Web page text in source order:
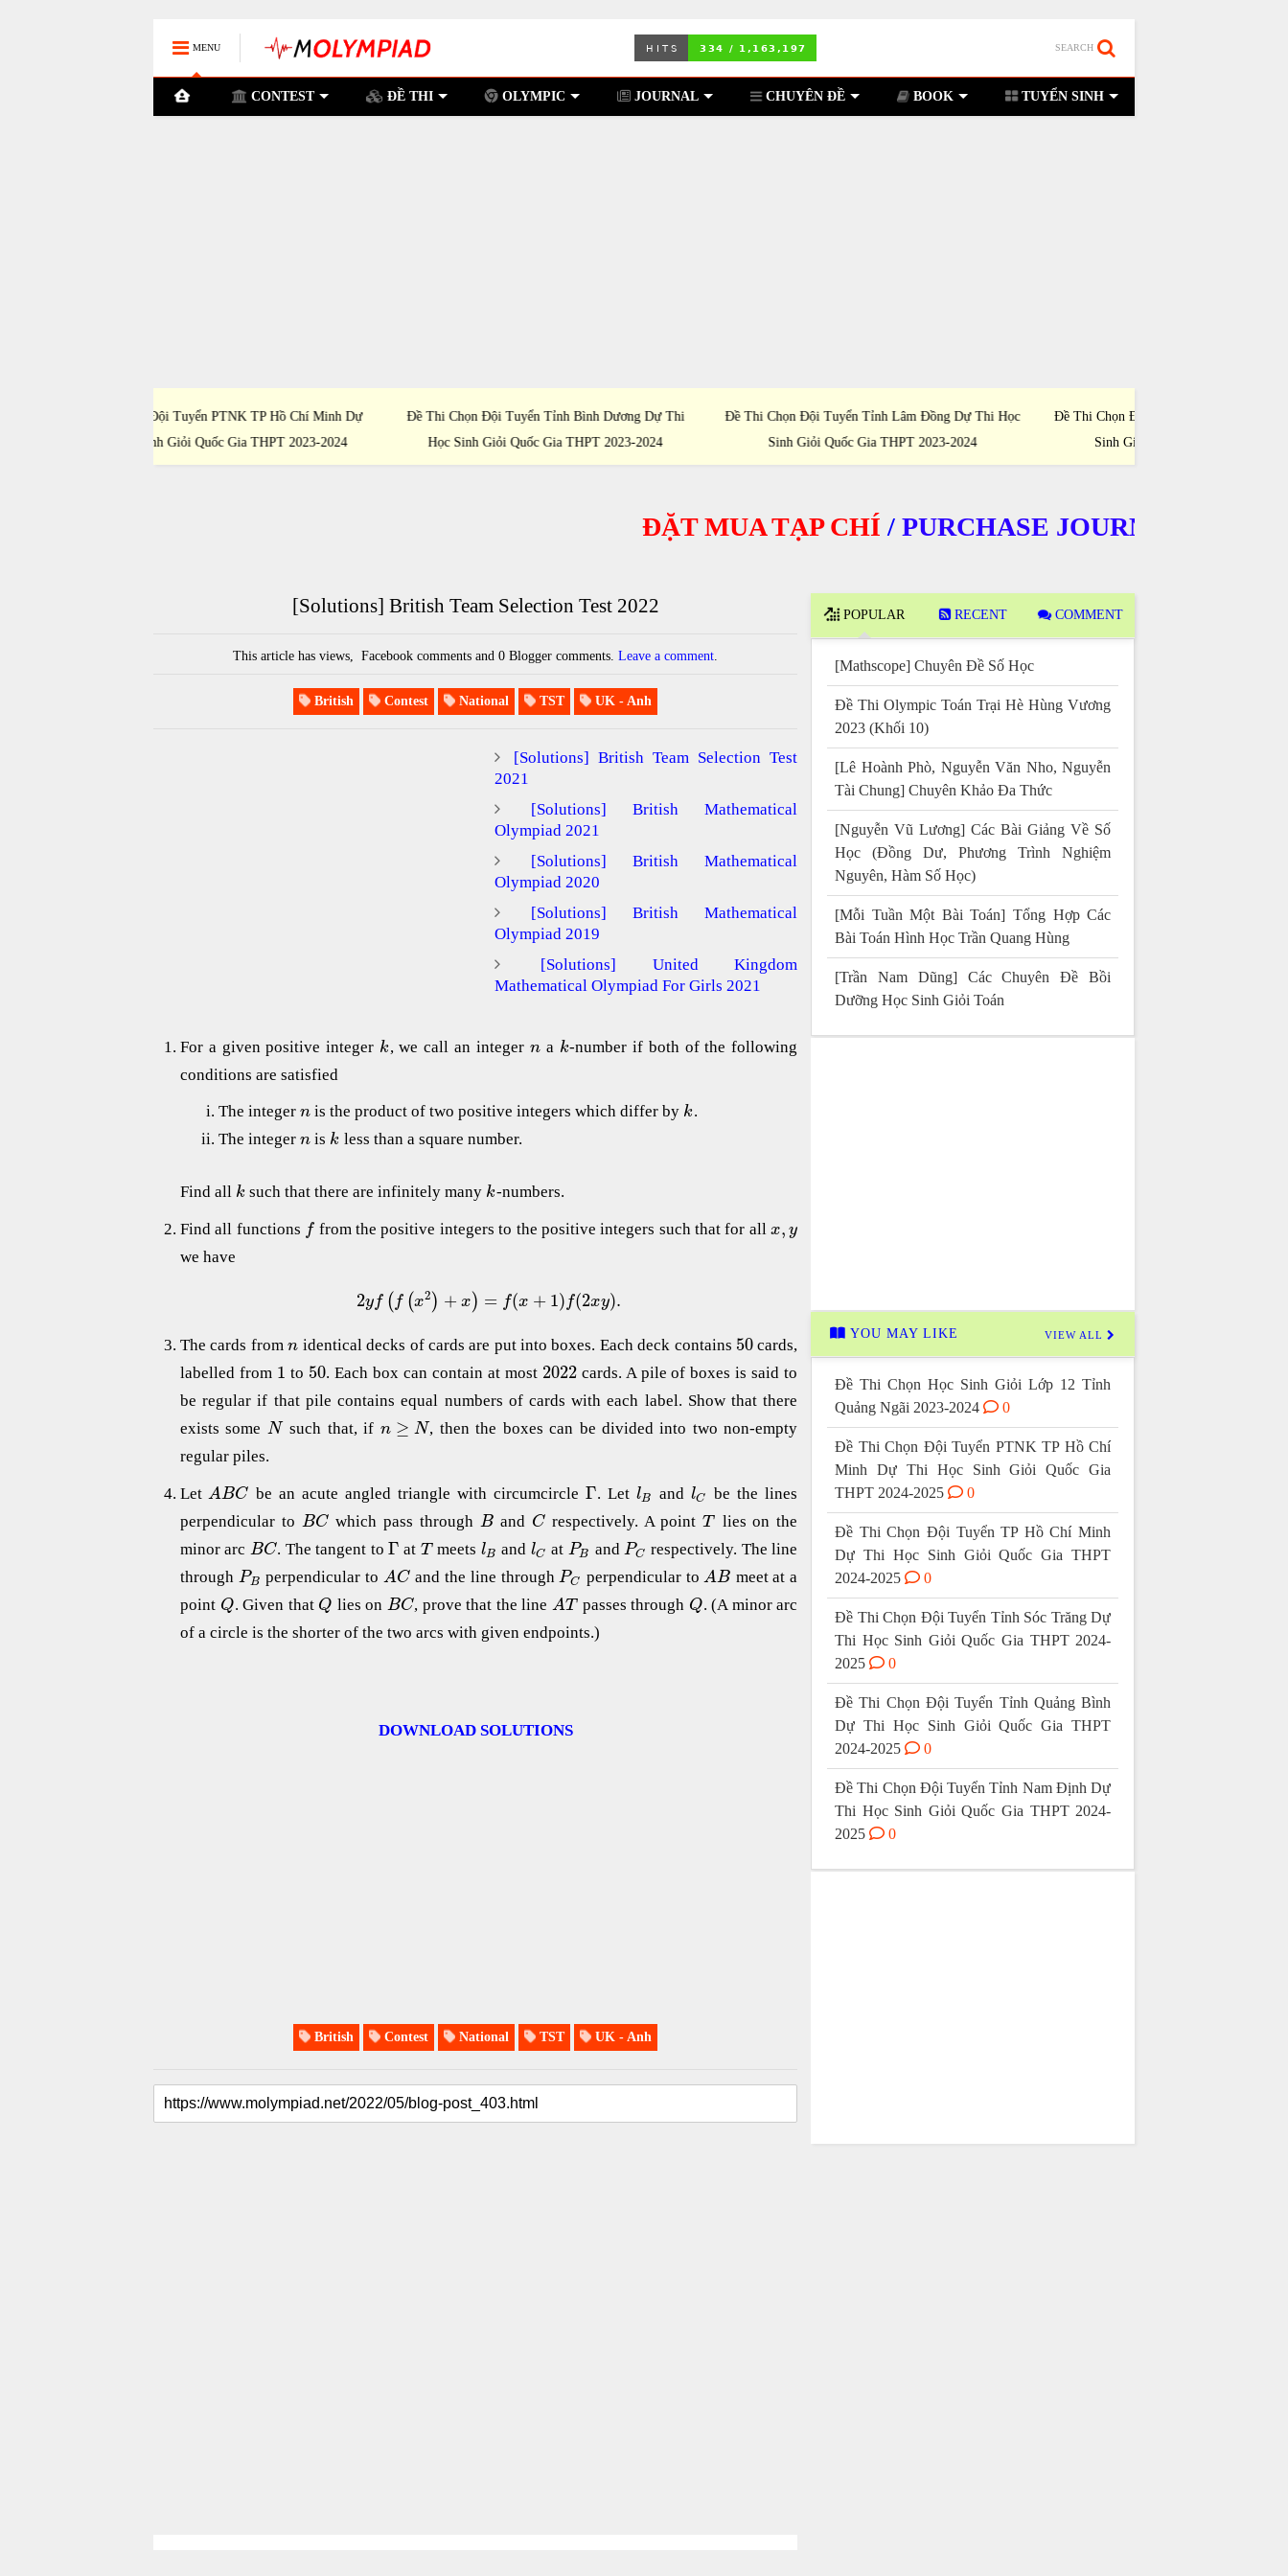
MENU SEARCH
CONTEST ĐỀ THI OLYMPIC JOURNAL CHUYÊN ĐỀ BOOK TUYỂN SINH
Đề Thi Chọn Đội Tuyển Tỉnh Bình Dương Dự Thi
Học Sinh Giỏi Quốc Gia THPT 2023-2024
Đề Thi Chọn Đội Tuyển Tỉnh Lâm Đồng Dự Thi Học
Sinh Giỏi Quốc Gia THPT 2023-2024
Đề Thi Chọn Đội Tuyển Tỉnh Kon Tum Dự Thi Học
Sinh Giỏi Quốc Gia THPT 2023-2024
ĐẶT MUA TẠP CHÍ/PURCHASE JOURNALS
[Solutions] British Team Selection Test 2022
This article hasviews, Facebook comments and 0 Blogger comments.Leave a comment
British Contest National TST UK - Anh
[Solutions] British Team Selection Test
2021
[Solutions] British Mathematical
Olympiad 2021
[Solutions] British Mathematical
Olympiad 2020
[Solutions] British Mathematical
Olympiad 2019
[Solutions] United Kingdom
Mathematical Olympiad For Girls 2021
For a given positive integer k, we call an integer n a k-number if both of the following
conditions are satisfied
The integer n is the product of two positive integers which differ by k.
The integer n is k less than a square number.
Find all k such that there are infinitely many k-numbers.
Find all functions f from the positive integers to the positive integers such that for all x, y
we have
2yf ( f (x2 ) + x) = f(x + 1) f(2xy).
The cards fromn identical decks of cards are put into boxes. Each deck contains 50cards,
labelled from 1 to 50. Each box can contain at most 2022cards. A pile of boxes is said to
be regular if that pile contains equal numbers of cards with each label. Show that there
exists some N such that, if n ≥ N, then the boxes can be divided into two non-empty
regular piles.
LetABC be an acute angled triangle with circumcircleΓ. Let lB and lC
be the lines
perpendicular to BC which pass through Band Crespectively. A pointT lies on the
minor arc BC. The tangent toΓ at T meets lB and lC at PB andPC respectively. The line
through PB perpendicular to AC and the line throughPC perpendicular toAB meet at a
point Q. Given that Q lies on BC, prove that the line AT passes through Q. (A minor arc
of a circle is the shorter of the two arcs with given endpoints.)
DOWNLOAD SOLUTIONS
British Contest National TST UK - Anh
POPULAR RECENT COMMENT
[Mathscope] Chuyên Đề Số Học
Đề Thi Olympic Toán Trại Hè Hùng Vương
2023 (Khối 10)
[Lê Hoành Phò, Nguyễn Văn Nho, Nguyễn
Tài Chung] Chuyên Khảo Đa Thức
[Nguyễn Vũ Lương] Các Bài Giảng Về Số
Học (Đồng Dư, Phương Trình Nghiệm
Nguyên, Hàm Số Học)
[Mỗi Tuần Một Bài Toán] Tổng Hợp Các
Bài Toán Hình Học Trần Quang Hùng
[Trần Nam Dũng] Các Chuyên Đề Bồi
Dưỡng Học Sinh Giỏi Toán
YOU MAY LIKE VIEW ALL
Đề Thi Chọn Học Sinh Giỏi Lớp 12 Tỉnh
Quảng Ngãi 2023-2024
0
Đề Thi Chọn Đội Tuyển PTNK TP Hồ Chí
Minh Dự Thi Học Sinh Giỏi Quốc Gia
THPT 2024-2025
0
Đề Thi Chọn Đội Tuyển TP Hồ Chí Minh
Dự Thi Học Sinh Giỏi Quốc Gia THPT
2024-2025
0
Đề Thi Chọn Đội Tuyển Tỉnh Sóc Trăng Dự
Thi Học Sinh Giỏi Quốc Gia THPT 2024-
2025
0
Đề Thi Chọn Đội Tuyển Tỉnh Quảng Bình
Dự Thi Học Sinh Giỏi Quốc Gia THPT
2024-2025
0
Đề Thi Chọn Đội Tuyển Tỉnh Nam Định Dự
Thi Học Sinh Giỏi Quốc Gia THPT 2024-
2025
0